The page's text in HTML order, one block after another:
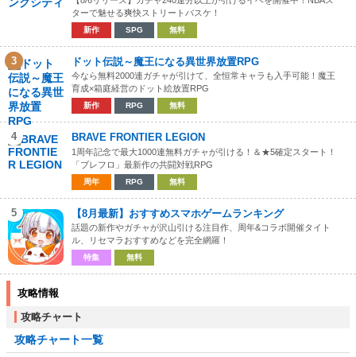
ターで魅せる爽快ストリートバスケ！
新作 SPG 無料
3 ドット伝説～魔王になる異世界放置RPG
今なら無料2000連ガチャが引けて、全恒常キャラも入手可能！魔王
育成×箱庭経営のドット絵放置RPG
新作 RPG 無料
4 BRAVE FRONTIER LEGION
1周年記念で最大1000連無料ガチャが引ける！＆★5確定スタート！
「ブレフロ」最新作の共闘対戦RPG
周年 RPG 無料
5 【8月最新】おすすめスマホゲームランキング
話題の新作やガチャが沢山引ける注目作、周年&コラボ開催タイト
ル、リセマラおすすめなどを完全網羅！
特集 無料
攻略情報
攻略チャート
攻略チャート一覧